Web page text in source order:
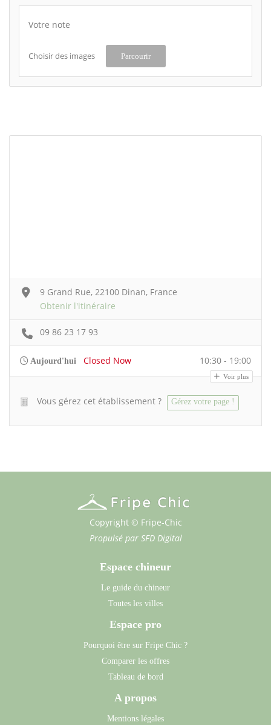
Votre note
Choisir des images Parcourir
9 Grand Rue, 22100 Dinan, France
Obtenir l'itinéraire
09 86 23 17 93
Aujourd'hui Closed Now 10:30 - 19:00
Voir plus
Vous gérez cet établissement ? Gérez votre page !
Copyright © Fripe-Chic
Propulsé par SFD Digital
Espace chineur
Le guide du chineur
Toutes les villes
Espace pro
Pourquoi être sur Fripe Chic ?
Comparer les offres
Tableau de bord
A propos
Mentions légales